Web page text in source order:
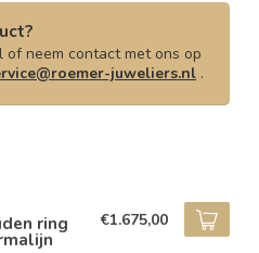
neem contact met ons op
juweliers.nl .
ring €1.675,00